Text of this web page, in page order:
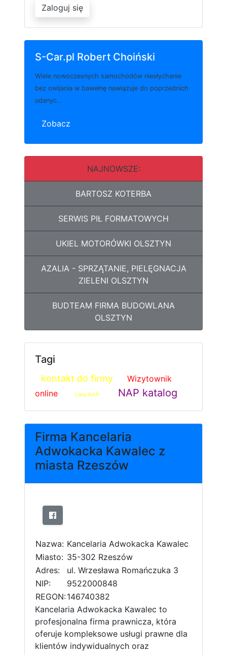
Zaloguj się
S-Car.pl Robert Choiński
Wiele nowoczesnych samochodów niesłychanie
bez owijania w bawełnę nawiązuje do poprzednich
udanyc...
Zobacz
NAJNOWSZE:
BARTOSZ KOTERBA
SERWIS PIŁ FORMATOWYCH
UKIEL MOTORÓWKI OLSZTYN
AZALIA - SPRZĄTANIE, PIELĘGNACJA
ZIELENI OLSZTYN
BUDTEAM FIRMA BUDOWLANA
OLSZTYN
Tagi
kontakt do firmy
Wizytownik
online
Lista NAP NAP katalog
Firma Kancelaria
Adwokacka Kawalec z
miasta Rzeszów
Nazwa: Kancelaria Adwokacka Kawalec
Miasto: 35-302 Rzeszów
Adres:
ul. Wrzesława Romańczuka 3
NIP:
9522000848
REGON:146740382
Kancelaria Adwokacka Kawalec to
profesjonalna firma prawnicza, która
oferuje kompleksowe usługi prawne dla
klientów indywidualnych oraz